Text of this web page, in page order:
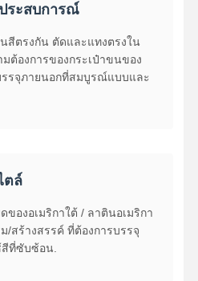
ระสบการณ์
ตรงกัน ตัดและแทงตรงใน
ต้องการของกระเป๋าขนของ
รจุภายนอกที่สมบูรณ์แบบและ
ตล์
องอเมริกาใต้ / ลาตินอเมริกา
สร้างสรรค์ ที่ต้องการบรรจุ
ที่ซับซ้อน.